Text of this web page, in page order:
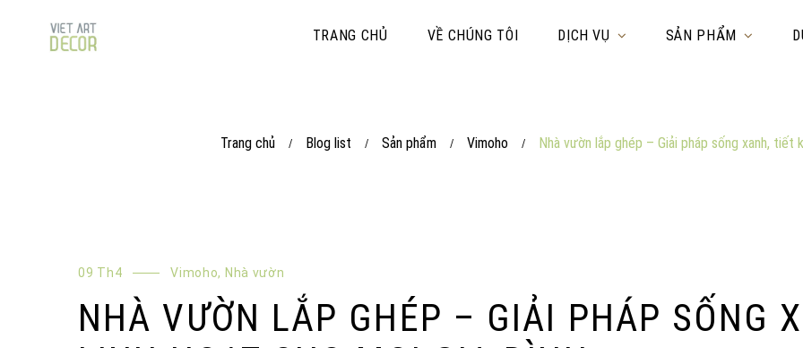
TRANG CHỦ VỀ CHÚNG TÔI DỊCH VỤ SẢN PHẨM
Trang chủ / Blog list / Sản phẩm / Vimoho / Nhà vườn lắp ghép – Giải pháp sống xanh, tiết
09 Th4 Vimoho, Nhà vườn
NHÀ VƯỜN LẮP GHÉP – GIẢI PHÁP SỐNG